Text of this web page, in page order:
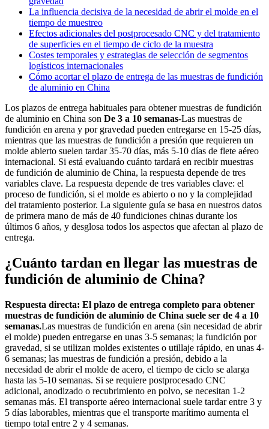
La influencia decisiva de la necesidad de abrir el molde en el
tiempo de muestreo
Efectos adicionales del postprocesado CNC y del tratamiento
de superficies en el tiempo de ciclo de la muestra
Costes temporales y estrategias de selección de segmentos
logísticos internacionales
Cómo acortar el plazo de entrega de las muestras de fundición
de aluminio en China
Los plazos de entrega habituales para obtener muestras de fundición
de aluminio en China son De 3 a 10 semanas-Las muestras de
fundición en arena y por gravedad pueden entregarse en 15-25 días,
mientras que las muestras de fundición a presión que requieren un
molde abierto suelen tardar 35-70 días, más 5-10 días de flete aéreo
internacional. Si está evaluando cuánto tardará en recibir muestras
de fundición de aluminio de China, la respuesta depende de tres
variables clave. La respuesta depende de tres variables clave: el
proceso de fundición, si el molde es abierto o no y la complejidad
del tratamiento posterior. La siguiente guía se basa en nuestros datos
de primera mano de más de 40 fundiciones chinas durante los
últimos 6 años, y desglosa todos los aspectos que afectan al plazo de
entrega.
¿Cuánto tardan en llegar las muestras de
fundición de aluminio de China?
Respuesta directa: El plazo de entrega completo para obtener
muestras de fundición de aluminio de China suele ser de 4 a 10
semanas.Las muestras de fundición en arena (sin necesidad de abrir
el molde) pueden entregarse en unas 3-5 semanas; la fundición por
gravedad, si se utilizan moldes existentes o utillaje rápido, en unas 4-
6 semanas; las muestras de fundición a presión, debido a la
necesidad de abrir el molde de acero, el tiempo de ciclo se alarga
hasta las 5-10 semanas. Si se requiere postprocesado CNC
adicional, anodizado o recubrimiento en polvo, se necesitan 1-2
semanas más. El transporte aéreo internacional suele tardar entre 3 y
5 días laborables, mientras que el transporte marítimo aumenta el
tiempo total entre 2 y 4 semanas.